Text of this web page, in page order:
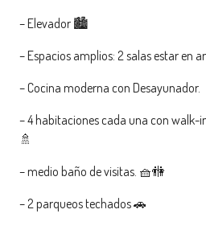
– Elevador 🏙️
– Espacios amplios: 2 salas estar
– Cocina moderna con Desayunador.
– 4 habitaciones cada una con
🚿
– medio baño de visitas. 🧺🚻
– 2 parqueos techados 🚗